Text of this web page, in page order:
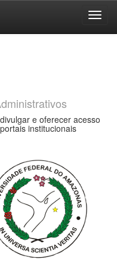
e oferecer acesso
institucionais